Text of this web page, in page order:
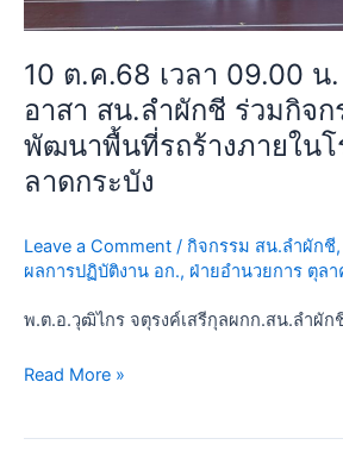
10 ต.ค.68 เวลา 09.00 น
อาสา สน.ลำผักชี ร่วมกิจก
พัฒนาพื้นที่รถร้างภายในโ
ลาดกระบัง
Leave a Comment / กิจกรรม สน.ลำผักชี,
ผลการปฏิบัติงาน อก., ฝ่ายอำนวยการ ตุล
พ.ต.อ.วุฒิไกร จตุรงค์เสรีกุลผกก.สน.ลำผั
จิต
พัฒนา
พื้นที่
รถ
ภายใน
วัด
ลาดกระบัง
Read More »